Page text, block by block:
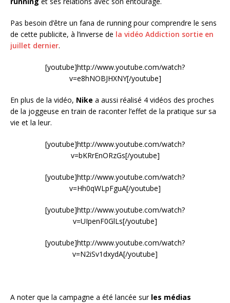
Pas besoin d’être un fana de running pour comprendre le sens
de cette publicite, à l’inverse de la vidéo Addiction sortie en
juillet dernier.
[youtube]http://www.youtube.com/watch?
v=e8hNOBJHXNY[/youtube]
En plus de la vidéo, Nike a aussi réalisé 4 vidéos des proches
de la joggeuse en train de raconter l’effet de la pratique sur sa
vie et la leur.
[youtube]http://www.youtube.com/watch?
v=bKRrEnORzGs[/youtube]
[youtube]http://www.youtube.com/watch?
v=Hh0qWLpFguA[/youtube]
[youtube]http://www.youtube.com/watch?
v=UIpenF0GlLs[/youtube]
[youtube]http://www.youtube.com/watch?
v=N2iSv1dxydA[/youtube]
A noter que la campagne a été lancée sur les médias